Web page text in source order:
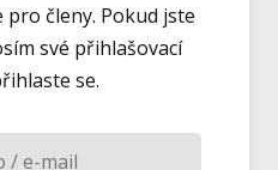
pro členy. Pokud jste
své přihlašovací
se.